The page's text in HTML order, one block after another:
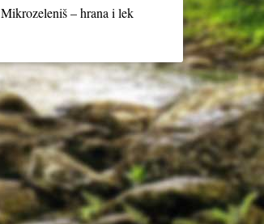
Mikrozeleniš – hrana i lek